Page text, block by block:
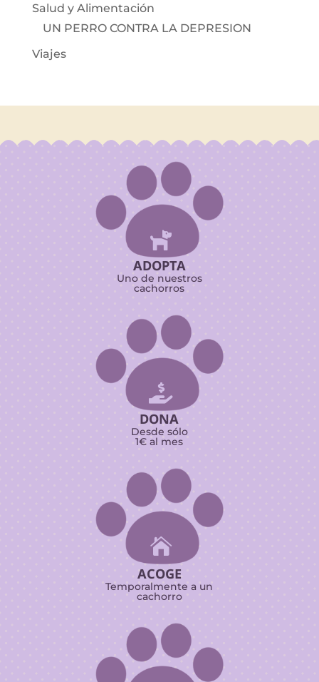
Salud y Alimentación
UN PERRO CONTRA LA DEPRESION
Viajes

ADOPTA
Uno de nuestros
cachorros

DONA
Desde sólo
1€ al mes

ACOGE
Temporalmente a un
cachorro